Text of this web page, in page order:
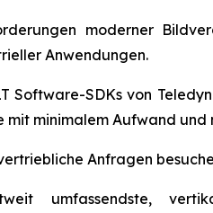
moderner
Anwendungen.
Software-SDKs von
minimalem Aufwand
Anfragen
umfassendste,